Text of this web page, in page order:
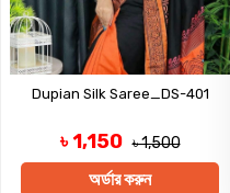
Dupian Silk Saree_DS-401
৳ 1,150 ৳ 1,500
অর্ডার করুন